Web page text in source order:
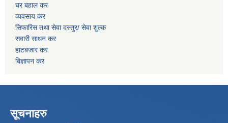
घर बहाल कर
व्यवसाय कर
सिफारिस तथा सेवा दस्तुर/ सेवा शुल्क
सवारी साधन कर
हाटबजार कर
बिज्ञापन कर
सूचनाहरु